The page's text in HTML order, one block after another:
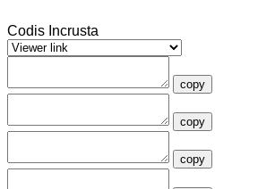
Codis Incrusta
copy
copy
copy